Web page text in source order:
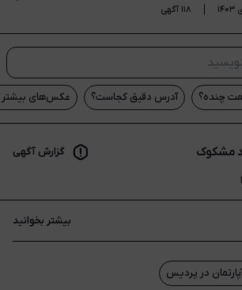
۱۱۸ آگهی
چنده؟ آدرس دقیق کجاست؟ عکس‌های بیشتر
مشکوک گزارش آگهی
بیشتر بخوانید
در پردیس